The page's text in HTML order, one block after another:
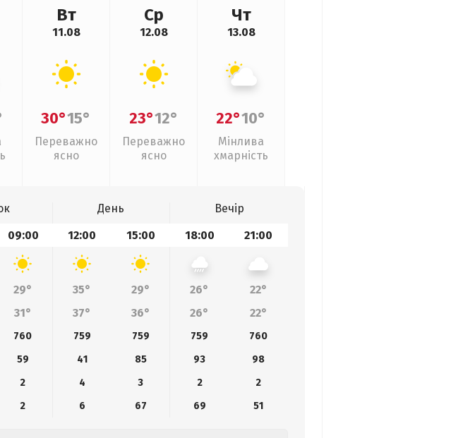
Вт
11.08
30°15°
Переважно
ясно
Ср
12.08
23°12°
Переважно
ясно
Чт
13.08
22°10°
Мінлива
хмарність
День
Вечір
09:00 12:00 15:00 18:00 21:00
29° 35° 29° 26°
22°
31° 37° 36° 26° 22°
760 759 759 759
760
59 41 85 93
98
2 4 3 2
2
2 6 67 69 51